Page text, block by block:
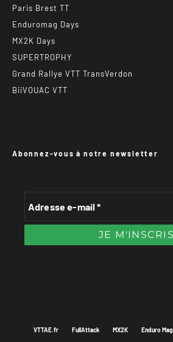
Paris Brest TT
Enduromag Days
MX2K Days
SUPERTROPHY
Grand Rallye VTT TransVerdon
BiiVOUAC VTT
Abonnez-vous à notre newsletter
VTTAE.fr FullAttack MX2K Enduro Mag